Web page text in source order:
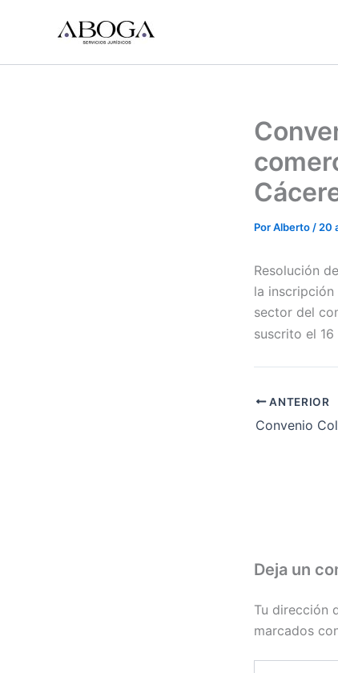
PorAlberto / 20
Resolución
la
sector del
suscrito el
ANTERIOR
Deja un
Tu dirección
marcados